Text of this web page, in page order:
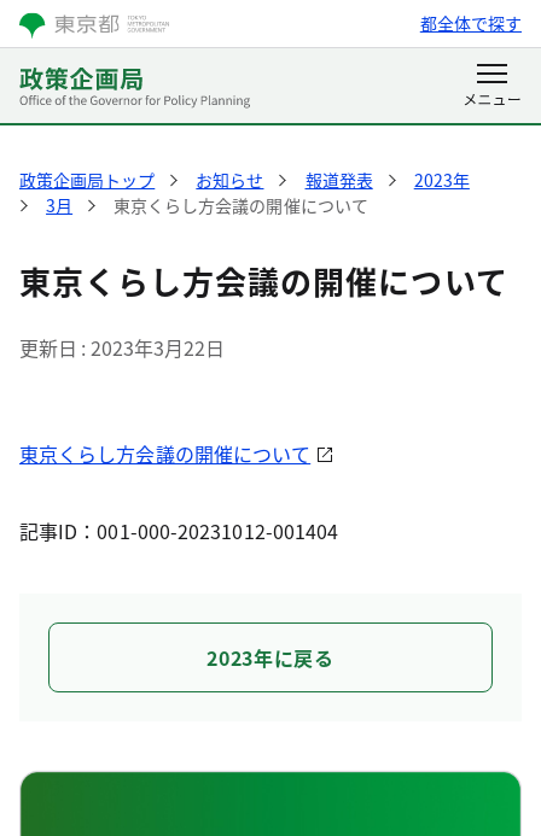
都全体で探す
政策企画局トップ お知らせ 報道発表
2023年
3月
東京くらし方会議の開催について
東京くらし方会議の開催について
更新日 2023年3月22日
東京くらし方会議の開催について
記事ID：001-000-20231012-001404
2023年に戻る